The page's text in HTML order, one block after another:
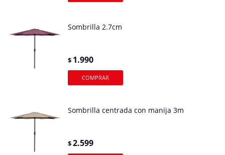
Sombrilla 2.7cm
$ 1.990
Sombrilla centrada con manija 3m
$2.599